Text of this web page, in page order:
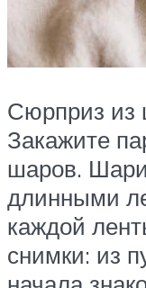
Сюрприз из
Закажите
шаров.
длинными
каждой
снимки: из